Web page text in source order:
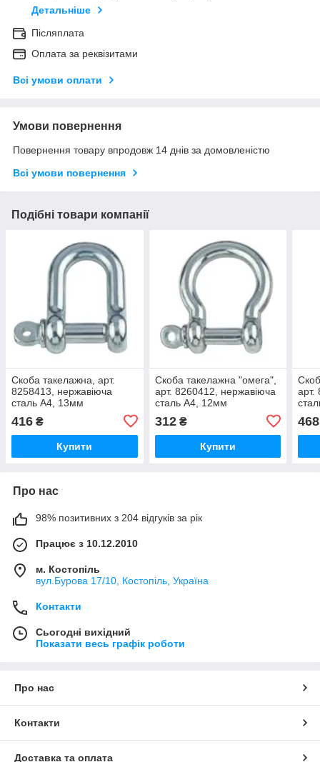
Детальніше
Післяплата
Оплата за реквізитами
Всі умови оплати
Умови повернення
Повернення товару впродовж 14 днів за домовленістю
Всі умови повернення
Подібні товари компанії
Скоба такелажна, арт.
8258413, нержавіюча
сталь А4, 13мм
416 ₴
Купити
Скоба такелажна "омега",
арт. 8260412, нержавіюча
сталь А4, 12мм
312₴
Купити
арт.
468
Про нас
98% позитивних з 204 відгуків за рік
Працює з 10.12.2010
м. Костопіль
вул.Бурова 17/10, Костопіль, Україна
Контакти
Сьогодні вихідний
Показати весь графік роботи
Про нас
Контакти
Доставка та оплата